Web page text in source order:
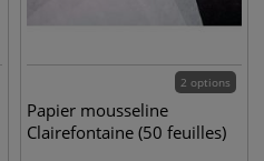
2 options
Papier mousseline
Clairefontaine (50 feuilles)